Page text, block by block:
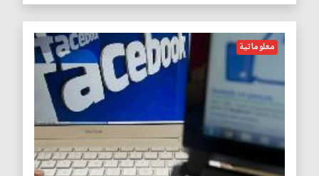
معلوماتية